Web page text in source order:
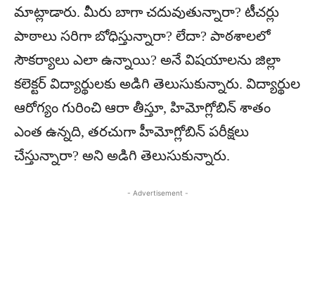
మాట్లాడారు. మీరు బాగా చదువుతున్నారా? టీచర్లు
పాఠాలు సరిగా బోధిస్తున్నారా? లేదా? పాఠశాలలో
సౌకర్యాలు ఎలా ఉన్నాయి? అనే విషయాలను జిల్లా
కలెక్టర్ విద్యార్థులకు అడిగి తెలుసుకున్నారు. విద్యార్థుల
ఆరోగ్యం గురించి ఆరా తీస్తూ, హిమోగ్లోబిన్ శాతం
ఎంత ఉన్నది, తరచుగా హీమోగ్లోబిన్ పరీక్షలు
చేస్తున్నారా? అని అడిగి తెలుసుకున్నారు.
- Advertisement -